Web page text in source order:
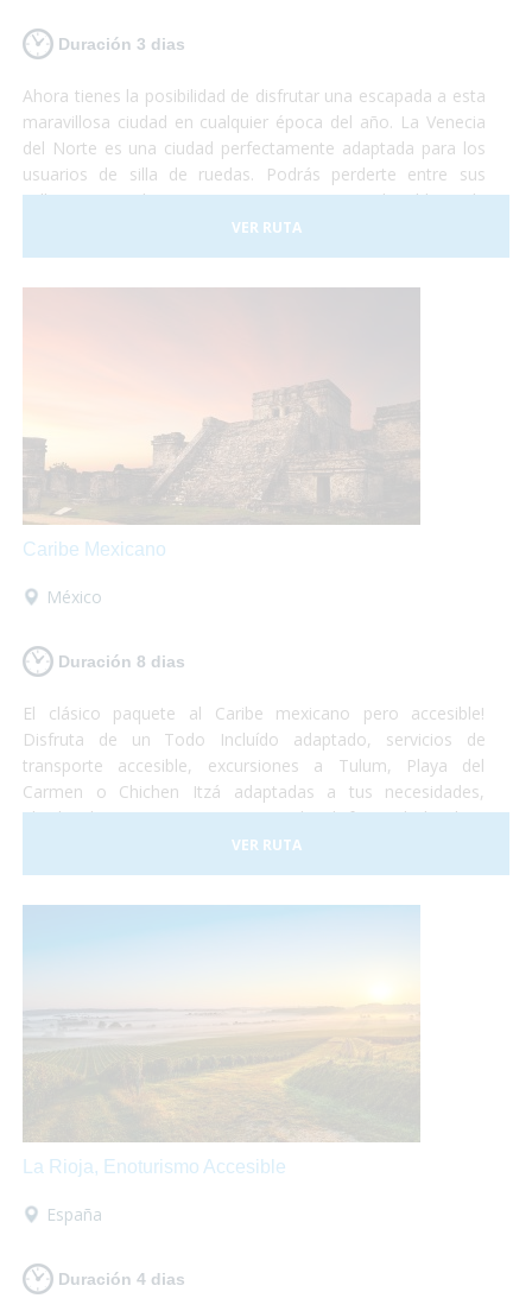
Duración 3 dias
Ahora tienes la posibilidad de disfrutar una escapada a esta
maravillosa ciudad en cualquier época del año. La Venecia
del Norte es una ciudad perfectamente adaptada para los
usuarios de silla de ruedas. Podrás perderte entre sus
calles, visitar el Barrio Rojo o pasear por el Voldenpark,
sabías que en la primavera explota de color? Las flores y su
aroma lo inundan todo! Ámsterdam es accesible, te lo vas a
VER RUTA
Caribe Mexicano
México
Duración 8 dias
El clásico paquete al Caribe mexicano pero accesible!
Disfruta de un Todo Incluído adaptado, servicios de
transporte accesible, excursiones a Tulum, Playa del
Carmen o Chichen Itzá adaptadas a tus necesidades,
alquiler de equipamientos para poder disfrutar de la playa
sin sobresaltos. No te lo pierdas!
VER RUTA
La Rioja, Enoturismo Accesible
España
Duración 4 dias